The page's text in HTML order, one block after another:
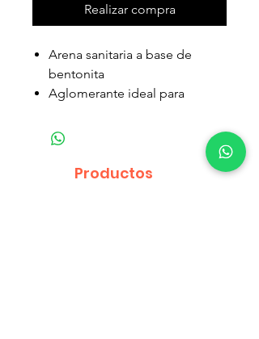
Realizar compra
Arena sanitaria a base de
bentonita
Aglomerante ideal para
evitar los desperdicios .
Fácil de limpiar.
Productos